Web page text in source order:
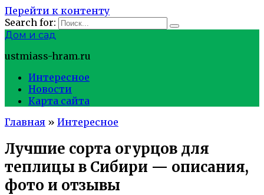
Перейти к контенту
Search for:
Дом и сад
ustmiass-hram.ru
Интересное
Новости
Карта сайта
Главная » Интересное
Лучшие сорта огурцов для
теплицы в Сибири — описания,
фото и отзывы